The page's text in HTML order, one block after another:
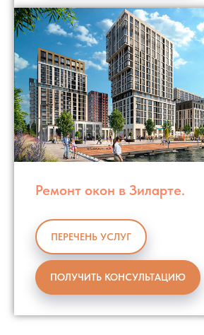
Ремонт окон в Зиларте.
ПЕРЕЧЕНЬ УСЛУГ
ПОЛУЧИТЬ КОНСУЛЬТАЦИЮ